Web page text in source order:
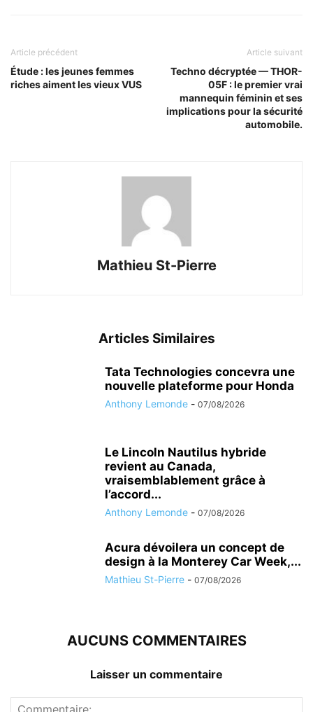
Article précédent
Étude : les jeunes femmes
riches aiment les vieux VUS
Article suivant
Techno décryptée — THOR-
05F : le premier vrai
mannequin féminin et ses
implications pour la sécurité
automobile.
Mathieu St-Pierre
Articles Similaires
Tata Technologies concevra une
nouvelle plateforme pour Honda
Anthony Lemonde - 07/08/2026
Le Lincoln Nautilus hybride
revient au Canada,
vraisemblablement grâce à
l’accord...
Anthony Lemonde - 07/08/2026
Acura dévoilera un concept de
design à la Monterey Car Week,...
Mathieu St-Pierre - 07/08/2026
AUCUNS COMMENTAIRES
Laisser un commentaire